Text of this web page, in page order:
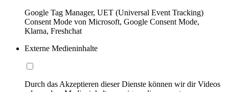
Google Tag Manager, UET (Universal Event Tracking)
Consent Mode von Microsoft, Google Consent Mode,
Klarna, Freshchat
Externe Medieninhalte
Durch das Akzeptieren dieser Dienste können wir dir Videos